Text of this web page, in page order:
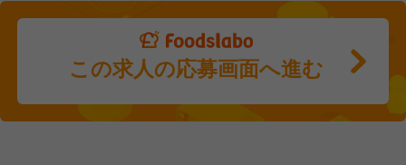
この求人の応募画面へ進む